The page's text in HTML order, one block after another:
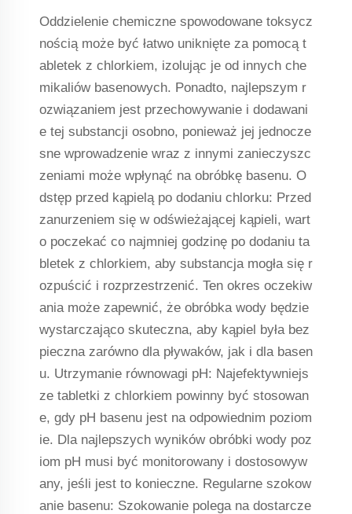
Oddzielenie chemiczne spowodowane toksycz
nością może być łatwo uniknięte za pomocą t
abletek z chlorkiem, izolując je od innych che
mikaliów basenowych. Ponadto, najlepszym r
ozwiązaniem jest przechowywanie i dodawani
e tej substancji osobno, ponieważ jej jednocze
sne wprowadzenie wraz z innymi zanieczyszc
zeniami może wpłynąć na obróbkę basenu. O
dstęp przed kąpielą po dodaniu chlorku: Przed
zanurzeniem się w odświeżającej kąpieli, wart
o poczekać co najmniej godzinę po dodaniu ta
bletek z chlorkiem, aby substancja mogła się r
ozpuścić i rozprzestrzenić. Ten okres oczekiw
ania może zapewnić, że obróbka wody będzie
wystarczająco skuteczna, aby kąpiel była bez
pieczna zarówno dla pływaków, jak i dla basen
u. Utrzymanie równowagi pH: Najefektywniejs
ze tabletki z chlorkiem powinny być stosowan
e, gdy pH basenu jest na odpowiednim poziom
ie. Dla najlepszych wyników obróbki wody poz
iom pH musi być monitorowany i dostosowyw
any, jeśli jest to konieczne. Regularne szokow
anie basenu: Szokowanie polega na dostarcze